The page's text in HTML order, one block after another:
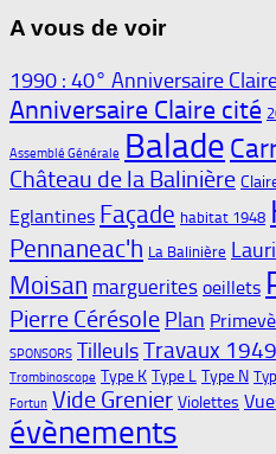
A vous de voir
1990 : 40° Anniversaire
Anniversaire Claire cité
Assemblé Générale Balade
Château de la Balinière
Eglantines Façade habitat 1948
Pennaneac'h La Balinière
Moisan marguerites oeillets
Pierre Cérésole Plan
SPONSORS TilleulsTravaux 1949
Trombinoscope Type K Type L Type N
Fortun Vide Grenier Violettes
évènements